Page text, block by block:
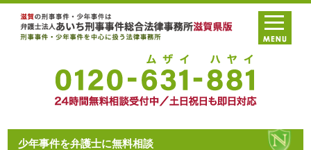
少年事件を弁護士に無料相談